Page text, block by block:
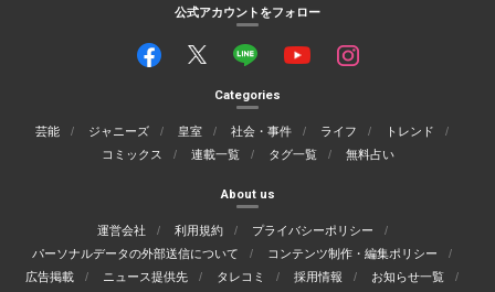
公式アカウントをフォロー
Categories
芸能 ジャニーズ 皇室 社会・事件 ライフ
トレンド
コミックス
連載一覧 タグ一覧 無料占い
About us
運営会社 利用規約
プライバシーポリシー
パーソナルデータの外部送信について
コンテンツ制作・編集ポリシー
広告掲載
ニュース提供先 タレコミ 採用情報
お知らせ一覧